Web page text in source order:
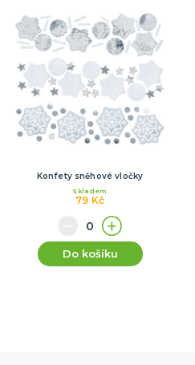
Konfety sněhové vločky
79 Kč
Skladem
Do košíku